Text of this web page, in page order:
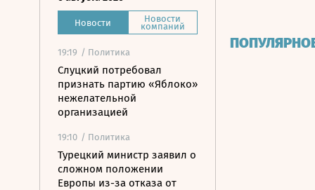
Новости Новости
компаний
19:19 / Политика
Слуцкий потребовал
признать партию «Яблоко»
нежелательной
организацией
19:10 / Политика
Турецкий министр заявил о
сложном положении
Европы из-за отказа от